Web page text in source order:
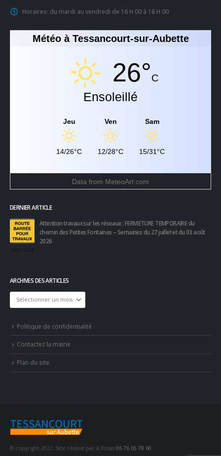
Horaires: du mardi au vendredi de 16 H 00 à 18 H 00
Météo à Tessancourt-sur-Aubette
26°C
Ensoleillé
Jeu
14/26°C
Ven
12/28°C
Sam
15/31°C
Data from MeteoArt.com
DERNIER ARTICLE
Attention travaux sur les réseaux : FERMETURE TEMPORAIRE du
chemin des Petites Fontaines – Semaines du 27 juillet et du 03 août
2026
ARCHIVES DES ARTICLES
Archives
des
Politique de confidentialité
Contactez la mairie
Plan du site
© copyright 2022. Site réalisé par A.Kotas 06 76 65 78 60